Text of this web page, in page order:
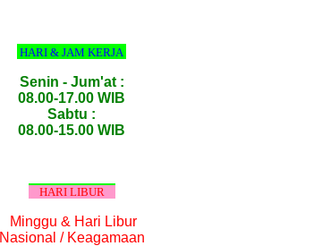
HARI & JAM KERJA
Senin - Jum'at :
08.00-17.00 WIB
Sabtu :
08.00-15.00 WIB
HARI LIBUR
Minggu & Hari Libur
Nasional / Keagamaan